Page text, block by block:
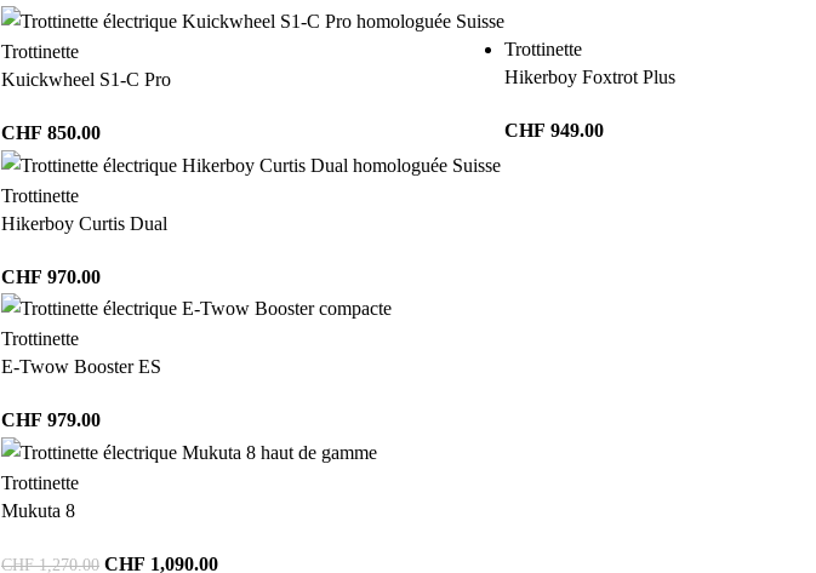
Trottinette
Kuickwheel S1-C Pro
CHF 850.00
Trottinette
Hikerboy Foxtrot Plus
CHF 949.00
Trottinette
Hikerboy Curtis Dual
CHF 970.00
Trottinette
E-Twow Booster ES
CHF 979.00
Trottinette
Mukuta 8
CHF1,270.00 CHF 1,090.00